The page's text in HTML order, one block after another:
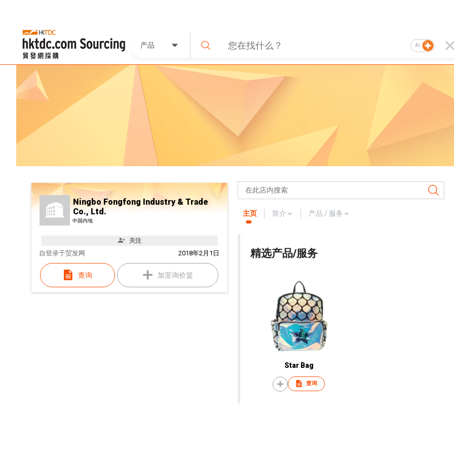
产品 AI
Ningbo Fongfong Industry & Trade
Co., Ltd.
中国内地
关注
自 2018年2月1日
登录于贸发网
查询 加至询价篮
主页 简介 产品 / 服务
精选产品/服务
Star Bag
查询